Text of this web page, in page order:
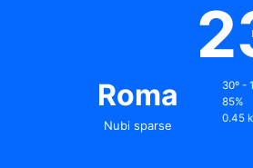
Roma
Nubi sparse
30º -
85%
0.45